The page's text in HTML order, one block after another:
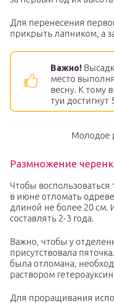
Для перенесения
прикрыть лапником, а
Важно!
место
весну. К тому
туи достигнут
Молодое
Размножение
Чтобы
в июне отломать
длиной не более 20 см.
составлять 2-3 года.
Важно, чтобы у
присутствовала
была отломана,
раствором
Для проращивания